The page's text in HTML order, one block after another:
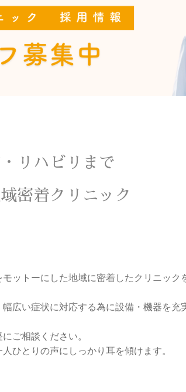
リハビリまで
密着クリニック
ットーにした地域に密着したクリニック
広い症状に対応する為に設備・機器を充
ご相談ください。
ひとりの声にしっかり耳を傾けます。